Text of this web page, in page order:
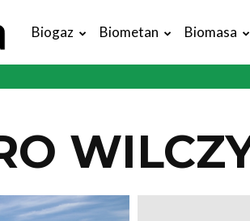
Magazyn
Biogaz Biometan Biomasa